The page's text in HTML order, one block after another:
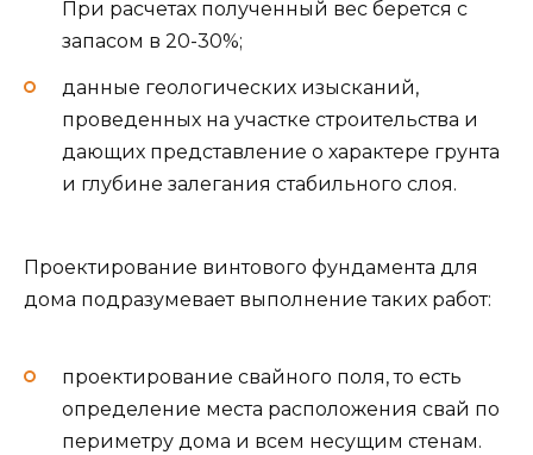
При расчетах полученный вес берется с
запасом в 20-30%;
данные геологических изысканий,
проведенных на участке строительства и
дающих представление о характере грунта
и глубине залегания стабильного слоя.
Проектирование винтового фундамента для
дома подразумевает выполнение таких работ:
проектирование свайного поля, то есть
определение места расположения свай по
периметру дома и всем несущим стенам.